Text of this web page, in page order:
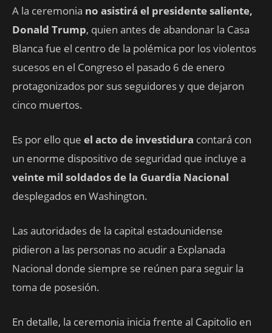
A la ceremonia no asistirá el presidente saliente,
Donald Trump, quien antes de abandonar la Casa
Blanca fue el centro de la polémica por los violentos
sucesos en el Congreso el pasado 6 de enero
protagonizados por sus seguidores y que dejaron
cinco muertos.
Es por ello que el acto de investidura contará con
un enorme dispositivo de seguridad que incluye a
veinte mil soldados de la Guardia Nacional
desplegados en Washington.
Las autoridades de la capital estadounidense
pidieron a las personas no acudir a Explanada
Nacional donde siempre se reúnen para seguir la
toma de posesión.
En detalle, la ceremonia inicia frente al Capitolio en